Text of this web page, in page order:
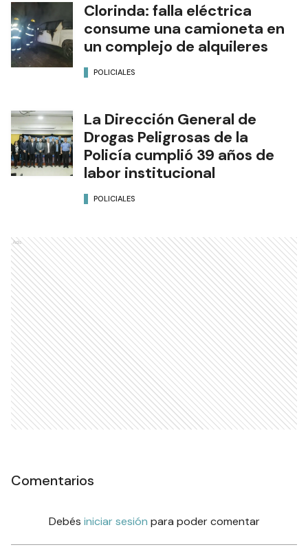
Clorinda: falla eléctrica
consume una camioneta en
un complejo de alquileres
POLICIALES
La Dirección General de
Drogas Peligrosas de la
Policía cumplió 39 años de
labor institucional
POLICIALES
Ads
Comentarios
Debés iniciar sesión para poder comentar